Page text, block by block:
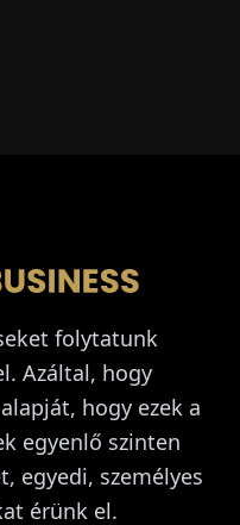
folytatunk
Azáltal, hogy
hogy ezek a
egyenlő szinten
egyedi, személyes
érünk el.